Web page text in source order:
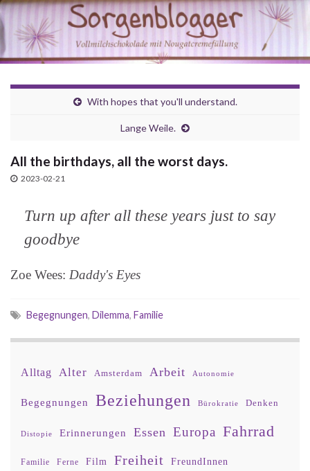
With hopes that you'll understand.
Lange Weile.
All the birthdays, all the worst days.
2023-02-21
Turn up after all these years just to say
goodbye
Zoe Wees: Daddy's Eyes
Begegnungen, Dilemma, Familie
Alltag Alter Amsterdam Arbeit Autonomie
Begegnungen Beziehungen Bürokratie Denken
Distopie Erinnerungen Essen Europa Fahrrad
Familie Ferne Film Freiheit FreundInnen